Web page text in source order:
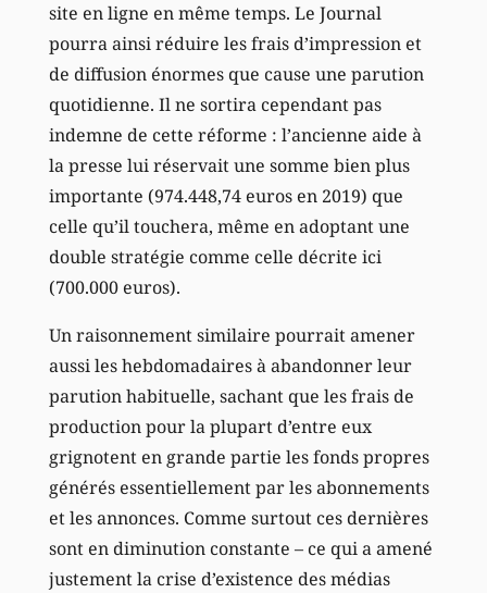
site en ligne en même temps. Le Journal
pourra ainsi réduire les frais d’impression et
de diffusion énormes que cause une parution
quotidienne. Il ne sortira cependant pas
indemne de cette réforme : l’ancienne aide à
la presse lui réservait une somme bien plus
importante (974.448,74 euros en 2019) que
celle qu’il touchera, même en adoptant une
double stratégie comme celle décrite ici
(700.000 euros).
Un raisonnement similaire pourrait amener
aussi les hebdomadaires à abandonner leur
parution habituelle, sachant que les frais de
production pour la plupart d’entre eux
grignotent en grande partie les fonds propres
générés essentiellement par les abonnements
et les annonces. Comme surtout ces dernières
sont en diminution constante – ce qui a amené
justement la crise d’existence des médias